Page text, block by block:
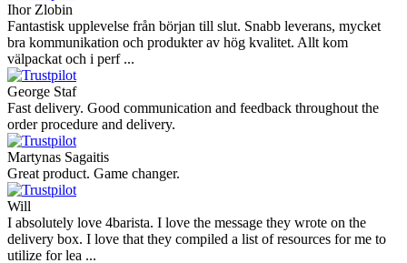
Ihor Zlobin
Fantastisk upplevelse från början till slut. Snabb leverans, mycket
bra kommunikation och produkter av hög kvalitet. Allt kom
välpackat och i perf ...
George Staf
Fast delivery. Good communication and feedback throughout the
order procedure and delivery.
Martynas Sagaitis
Great product. Game changer.
Will
I absolutely love 4barista. I love the message they wrote on the
delivery box. I love that they compiled a list of resources for me to
utilize for lea ...